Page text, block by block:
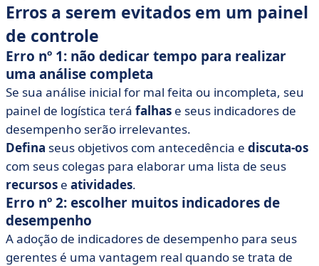
Erros a serem evitados em um painel
de controle
Erro nº 1: não dedicar tempo para realizar
uma análise completa
Se sua análise inicial for mal feita ou incompleta, seu
painel de logística terá falhas e seus indicadores de
desempenho serão irrelevantes.
Defina seus objetivos com antecedência e discuta-os
com seus colegas para elaborar uma lista de seus
recursos e atividades.
Erro nº 2: escolher muitos indicadores de
desempenho
A adoção de indicadores de desempenho para seus
gerentes é uma vantagem real quando se trata de